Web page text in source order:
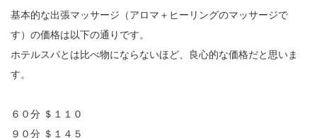
基本的な出張マッサージ（アロマ＋ヒーリングのマッサージで
す）の価格は以下の通りです。
ホテルスパとは比べ物にならないほど、良心的な価格だと思いま
す。
６０分 ＄１１０
９０分 ＄１４５